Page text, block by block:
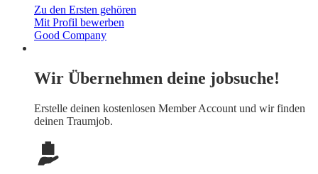
Zu den Ersten gehören
Mit Profil bewerben
Good Company
Wir Übernehmen deine jobsuche!
Erstelle deinen kostenlosen Member Account und wir finden
deinen Traumjob.